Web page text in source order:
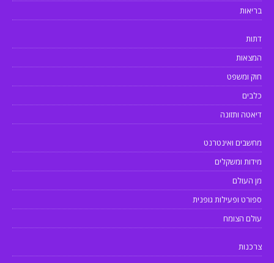
בריאות
דתות
המצאות
חוק ומשפט
כלבים
דיאטה ותזונה
מחשבים ואינטרנט
מידות ומשקלים
מן העולם
ספורט ופעילות גופנית
עולם הצומח
צרכנות